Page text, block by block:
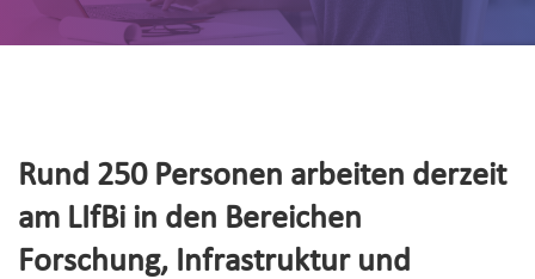
Rund 250 Personen arbeiten derzeit
am LIfBi in den Bereichen
Forschung, Infrastruktur und